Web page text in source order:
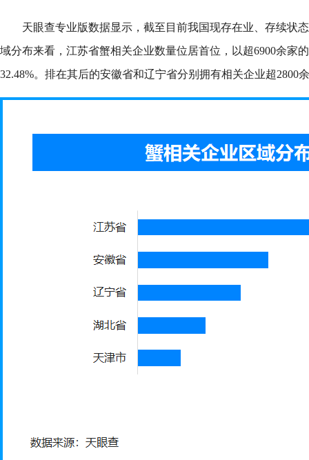
天眼查专业版数据显示，截至目前我国现存在业、存续状
域分布来看，江苏省蟹相关企业数量位居首位，以超6900余家
32.48%。排在其后的安徽省和辽宁省分别拥有相关企业超2800